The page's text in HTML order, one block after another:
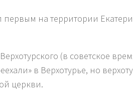
на территории
(в советское
в Верхотурье, но
церкви.